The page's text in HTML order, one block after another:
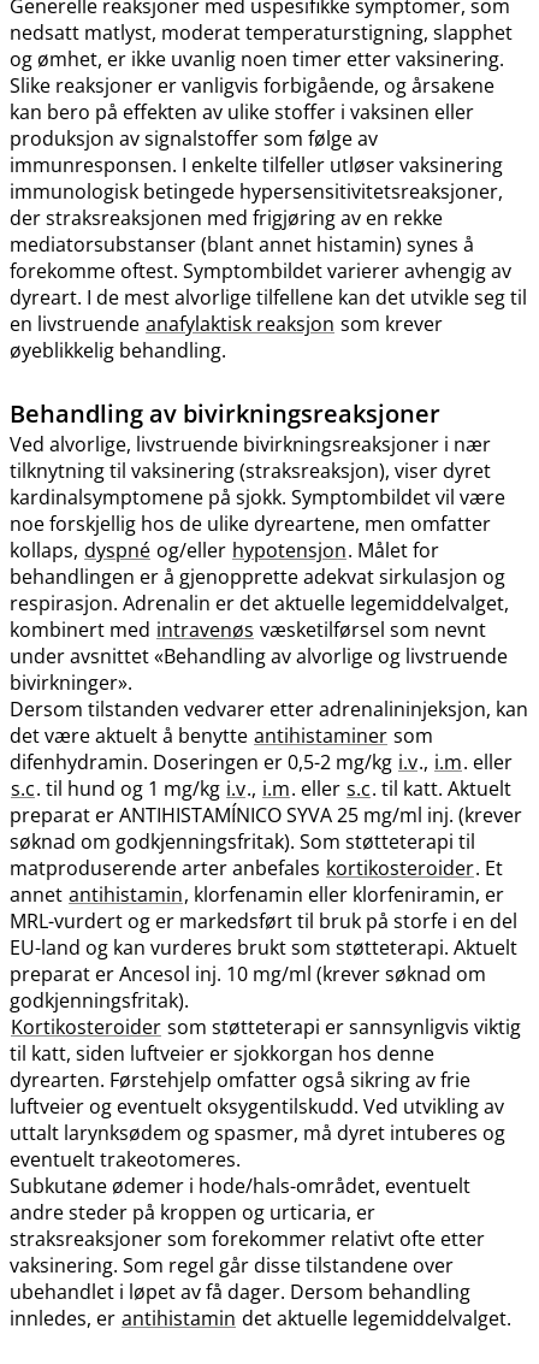
Generelle reaksjoner med uspesifikke symptomer, som
nedsatt matlyst, moderat temperaturstigning, slapphet
og ømhet, er ikke uvanlig noen timer etter vaksinering.
Slike reaksjoner er vanligvis forbigående, og årsakene
kan bero på effekten av ulike stoffer i vaksinen eller
produksjon av signalstoffer som følge av
immunresponsen. I enkelte tilfeller utløser vaksinering
immunologisk betingede hypersensitivitetsreaksjoner,
der straksreaksjonen med frigjøring av en rekke
mediatorsubstanser (blant annet histamin) synes å
forekomme oftest. Symptombildet varierer avhengig av
dyreart. I de mest alvorlige tilfellene kan det utvikle seg til
en livstruende anafylaktisk reaksjon som krever
øyeblikkelig behandling.
Behandling av bivirkningsreaksjoner
Ved alvorlige, livstruende bivirkningsreaksjoner i nær
tilknytning til vaksinering (straksreaksjon), viser dyret
kardinalsymptomene på sjokk. Symptombildet vil være
noe forskjellig hos de ulike dyreartene, men omfatter
kollaps, dyspné og​/​eller hypotensjon. Målet for
behandlingen er å gjenopprette adekvat sirkulasjon og
respirasjon. Adrenalin er det aktuelle legemiddelvalget,
kombinert med intravenøs væsketilførsel som nevnt
under avsnittet «Behandling av alvorlige og livstruende
bivirkninger».
Dersom tilstanden vedvarer etter adrenalininjeksjon, kan
det være aktuelt å benytte antihistaminer som
difenhydramin. Doseringen er 0,5-2 mg/kg i.v., i.m. eller
s.c. til hund og 1 mg/kg i.v., i.m. eller s.c. til katt. Aktuelt
preparat er ANTIHISTAMÍNICO SYVA 25 mg/ml inj. (krever
søknad om godkjenningsfritak). Som støtteterapi til
matproduserende arter anbefales kortikosteroider. Et
annet antihistamin, klorfenamin eller klorfeniramin, er
MRL-vurdert og er markedsført til bruk på storfe i en del
EU-land og kan vurderes brukt som støtteterapi. Aktuelt
preparat er Ancesol inj. 10 mg/ml (krever søknad om
godkjenningsfritak).
Kortikosteroider som støtteterapi er sannsynligvis viktig
til katt, siden luftveier er sjokkorgan hos denne
dyrearten. Førstehjelp omfatter også sikring av frie
luftveier og eventuelt oksygentilskudd. Ved utvikling av
uttalt larynksødem og spasmer, må dyret intuberes og
eventuelt trakeotomeres.
Subkutane ødemer i hode​/​hals-området, eventuelt
andre steder på kroppen og urticaria, er
straksreaksjoner som forekommer relativt ofte etter
vaksinering. Som regel går disse tilstandene over
ubehandlet i løpet av få dager. Dersom behandling
innledes, er antihistamin det aktuelle legemiddelvalget.